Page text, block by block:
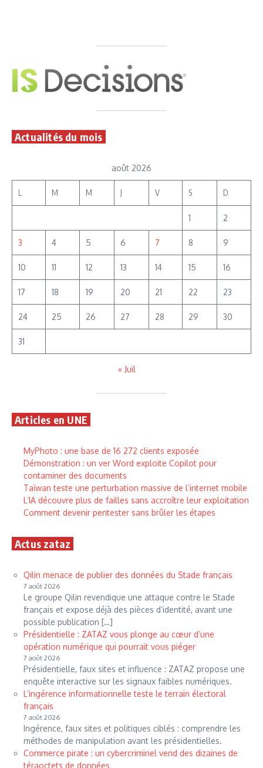
Actualités du mois
août 2026
L M M J V S D
1 2
3 4 5 6 7 8 9
10 11 12 13 14 15 16
17 18 19 20 21 22 23
24 25 26 27 28 29 30
31
« Juil
Articles en UNE
MyPhoto : une base de 16 272 clients exposée
Démonstration : un ver Word exploite Copilot pour
contaminer des documents
Taïwan teste une perturbation massive de l’internet mobile
L’IA découvre plus de failles sans accroître leur exploitation
Comment devenir pentester sans brûler les étapes
Actus zataz
Qilin menace de publier des données du Stade français
7 août 2026
Le groupe Qilin revendique une attaque contre le Stade
français et expose déjà des pièces d’identité, avant une
possible publication […]
Présidentielle : ZATAZ vous plonge au cœur d’une
opération numérique qui pourrait vous piéger
7 août 2026
Présidentielle, faux sites et influence : ZATAZ propose une
enquête interactive sur les signaux faibles numériques.
L’ingérence informationnelle teste le terrain électoral
français
7 août 2026
Ingérence, faux sites et politiques ciblés : comprendre les
méthodes de manipulation avant les présidentielles.
Commerce pirate : un cybercriminel vend des dizaines de
téraoctets de données